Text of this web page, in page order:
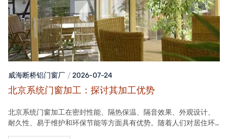
威海断桥铝门窗厂 2026-07-24
北京系统门窗加工：探讨其加工优势
北京系统门窗加工在密封性能、隔热保温、隔音效果、外观设计、
耐久性、易于维护和环保节能等方面具有优势。随着人们对居住环